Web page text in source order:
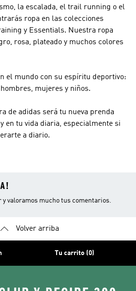
la escalada, el trail running o el
ropa en las colecciones
y Essentials. Nuestra ropa
rosa, plateado y muchos colores
el mundo con su espíritu deportivo:
mujeres y niños.
de adidas será tu nueva prenda
en tu vida diaria, especialmente si
a diario.
y valoramos mucho tus comentarios.
Volver arriba
Tu carrito (0)